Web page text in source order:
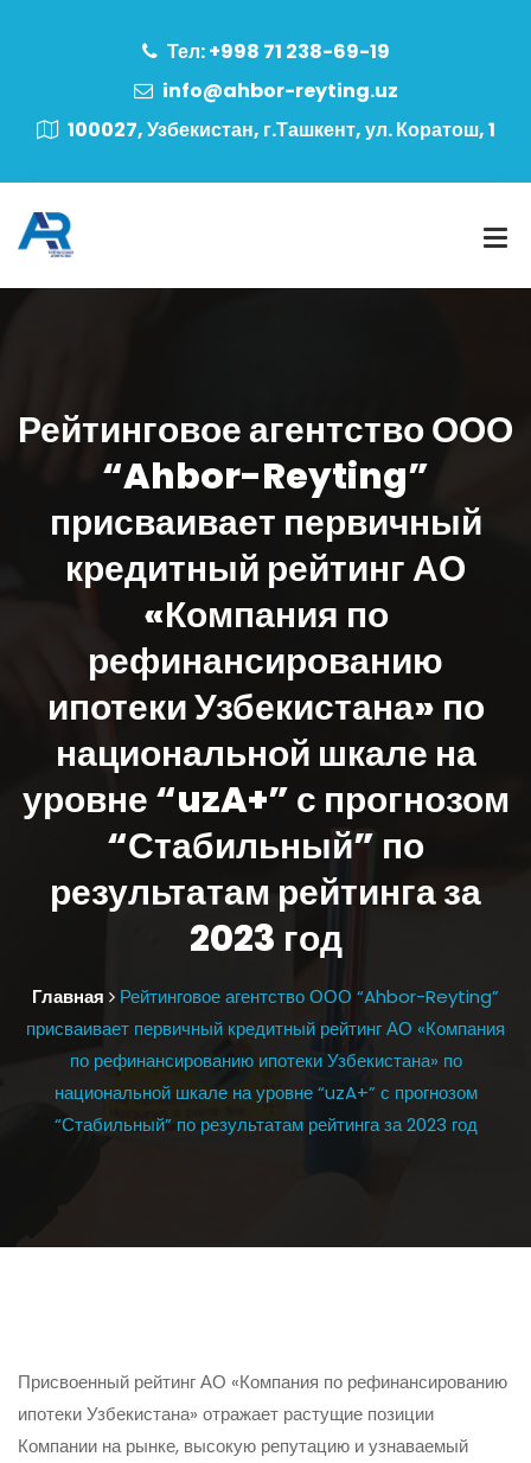
Тел: +998 71 238-69-19
info@ahbor-reyting.uz
100027, Узбекистан, г.Ташкент, ул. Коратош, 1
Рейтинговое агентство ООО
“Ahbor-Reyting”
присваивает первичный
кредитный рейтинг АО
«Компания по
рефинансированию
ипотеки Узбекистана» по
национальной шкале на
уровне “uzA+” с прогнозом
“Стабильный” по
результатам рейтинга за
2023 год
Главная
Рейтинговое агентство ООО “Ahbor-Reyting”
присваивает первичный кредитный рейтинг АО «Компания
по рефинансированию ипотеки Узбекистана» по
национальной шкале на уровне “uzA+” с прогнозом
“Стабильный” по результатам рейтинга за 2023 год
Присвоенный рейтинг АО «Компания по рефинансированию
ипотеки Узбекистана» отражает растущие позиции
Компании на рынке, высокую репутацию и узнаваемый